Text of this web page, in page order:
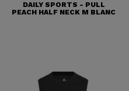
DAILY SPORTS - PULL
PEACH HALF NECK M BLANC